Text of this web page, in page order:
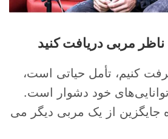
ناظر مربی دریافت کنید
کنیم، تأمل حیاتی است،
خود دشوار است.
جایگزین از یک مربی دیگر می